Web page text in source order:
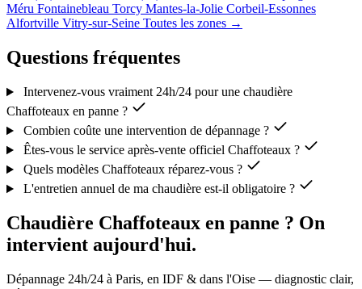
Méru Fontainebleau Torcy Mantes-la-Jolie Corbeil-Essonnes
Alfortville Vitry-sur-Seine Toutes les zones →
Questions fréquentes
Intervenez-vous vraiment 24h/24 pour une chaudière
Chaffoteaux en panne ?
Combien coûte une intervention de dépannage ?
Êtes-vous le service après-vente officiel Chaffoteaux ?
Quels modèles Chaffoteaux réparez-vous ?
L'entretien annuel de ma chaudière est-il obligatoire ?
Chaudière Chaffoteaux en panne ? On
intervient aujourd'hui.
Dépannage 24h/24 à Paris, en IDF & dans l'Oise — diagnostic clair,